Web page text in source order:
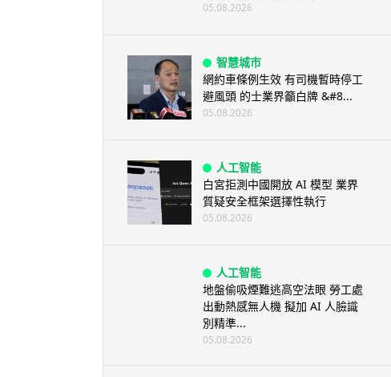
05.08.2026
智慧城市
網約車條例生效 有司機暫時停工
避風頭 的士業界籲白牌 &#8...
05.08.2026
人工智能
白宮拒測中國開放 AI 模型 業界
質疑安全框架選擇性執行
05.08.2026
人工智能
地盤偷吸煙難逃高空法眼 勞工處
出動熱感無人機 擬加 AI 人臉識
別精準...
05.08.2026